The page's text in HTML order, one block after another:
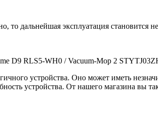
то дальнейшая эксплуатация становится
D9 RLS5-WH0 / Vacuum-Mop 2
устройства. Оно может иметь
устройства. От нашего магазина вы